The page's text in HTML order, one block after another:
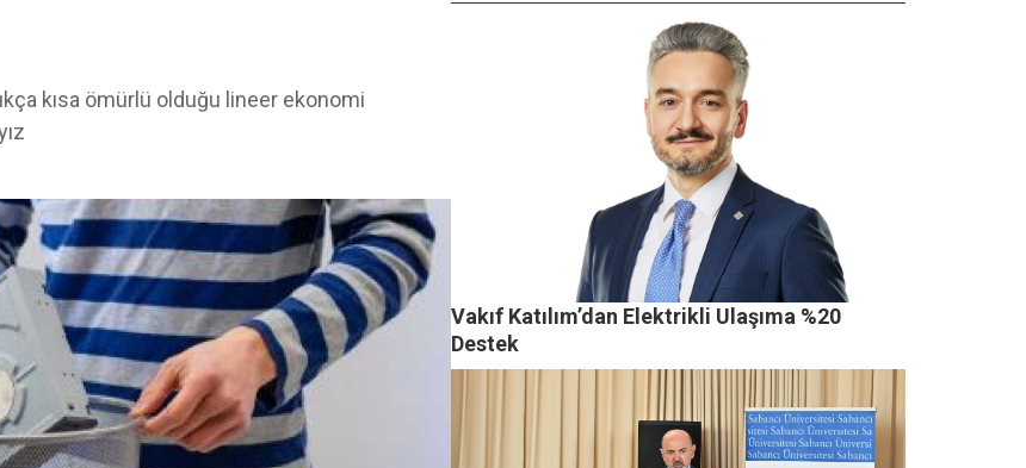
kısa ömürlü olduğu lineer ekonomi
Vakıf Katılım’dan Elektrikli Ulaşıma %20
Destek